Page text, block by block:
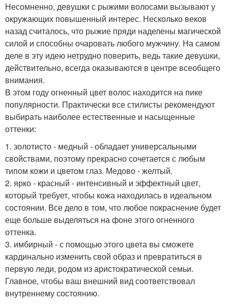
Несомненно, девушки с рыжими волосами вызывают у
окружающих повышенный интерес. Несколько веков
назад считалось, что рыжие пряди наделены магической
силой и способны очаровать любого мужчину. На самом
деле в эту идею нетрудно поверить, ведь такие девушки,
действительно, всегда оказываются в центре всеобщего
внимания.
В этом году огненный цвет волос находится на пике
популярности. Практически все стилисты рекомендуют
выбирать наиболее естественные и насыщенные
оттенки:
1. золотисто - медный - обладает универсальными
свойствами, поэтому прекрасно сочетается с любым
типом кожи и цветом глаз. Медово - желтый.
2. ярко - красный - интенсивный и эффектный цвет,
который требует, чтобы кожа находилась в идеальном
состоянии. Все дело в том, что любое покраснение будет
еще больше выделяться на фоне этого огненного
оттенка.
3. имбирный - с помощью этого цвета вы сможете
кардинально изменить свой образ и превратиться в
первую леди, родом из аристократической семьи.
Главное, чтобы ваш внешний вид соответствовал
внутреннему состоянию.